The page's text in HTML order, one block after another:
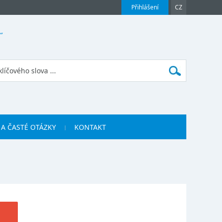
Přihlášení CZ
ČASTÉ OTÁZKY KONTAKT